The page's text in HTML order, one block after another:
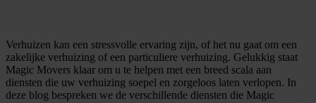
Verhuizen kan een stressvolle ervaring zijn, of het nu gaat om een
zakelijke verhuizing of een particuliere verhuizing. Gelukkig staat
Magic Movers klaar om u te helpen met een breed scala aan
diensten die uw verhuizing soepel en zorgeloos laten verlopen. In
deze blog bespreken we de verschillende diensten die Magic